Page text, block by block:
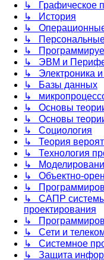
↳ Графическое
↳ История
↳
↳
↳
↳ ЭВМ и
↳ Электроника и
↳ Базы данных
↳
↳ Основы
↳ Основы
↳ Социология
↳ Теория
↳ Технология
↳
↳ Объектно-
↳
↳ САПР системы
проектирования
↳
↳ Сети и
↳ Системное
↳ Защита